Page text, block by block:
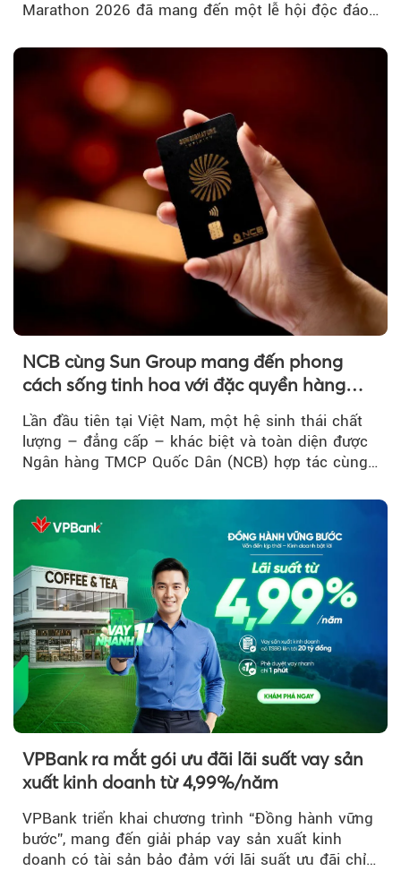
Marathon 2026 đã mang đến một lễ hội độc đáo
NCB cùng Sun Group mang đến phong
cách sống tinh hoa với đặc quyền hàng
đầu Việt Nam
Lần đầu tiên tại Việt Nam, một hệ sinh thái chất
lượng – đẳng cấp – khác biệt và toàn diện được
Ngân hàng TMCP Quốc Dân (NCB) hợp tác cùng
VPBank ra mắt gói ưu đãi lãi suất vay sản
xuất kinh doanh từ 4,99%/năm
VPBank triển khai chương trình “Đồng hành vững
bước”, mang đến giải pháp vay sản xuất kinh
doanh có tài sản bảo đảm với lãi suất ưu đãi chỉ